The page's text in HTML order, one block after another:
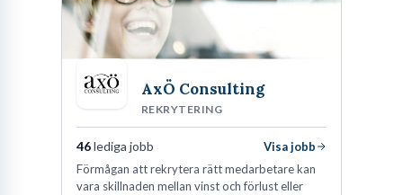
AxÖ Consulting
REKRYTERING
46lediga jobb
Visa jobb
Förmågan att rekrytera rätt medarbetare kan
vara skillnaden mellan vinst och förlust eller